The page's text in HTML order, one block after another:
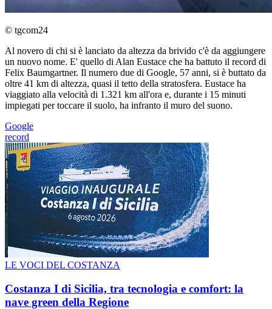
© tgcom24
Al novero di chi si è lanciato da altezza da brivido c'è da aggiungere
un nuovo nome. E' quello di Alan Eustace che ha battuto il record di
Felix Baumgartner. Il numero due di Google, 57 anni, si è buttato da
oltre 41 km di altezza, quasi il tetto della stratosfera. Eustace ha
viaggiato alla velocità di 1.321 km all'ora e, durante i 15 minuti
impiegati per toccare il suolo, ha infranto il muro del suono.
Google
record
LE VOCI DEL COSTANZA
Costanza I di Sicilia, tra tecnologia e comfort: la
nave green della Regione